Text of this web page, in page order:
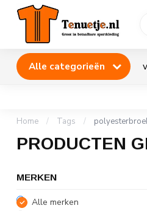
Alle categorieën
Home / Tags /
PRODUCTEN
MERKEN
Alle merken